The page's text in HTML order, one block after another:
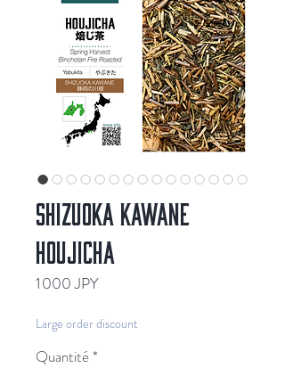
SHIZUOKA KAWANE
HOUJICHA
1 000 JPYPrix
Large order discount
Quantité*